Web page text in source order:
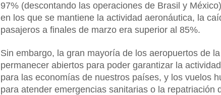
97% (descontando las operaciones de Brasil y
en los que se mantiene la actividad aeronáutica, la
pasajeros a finales de marzo era superior al 85%.
Sin embargo, la gran mayoría de los aeropuertos de
permanecer abiertos para poder garantizar la
para las economías de nuestros países, y los vuelos
para atender emergencias sanitarias o la repatriación